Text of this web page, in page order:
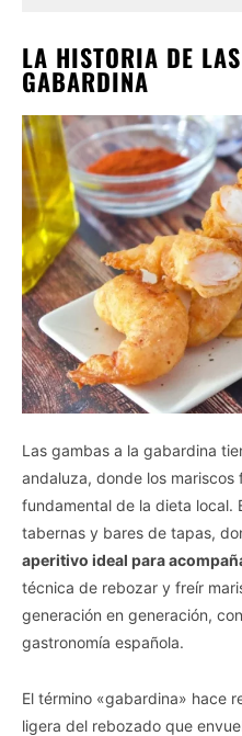
LA HISTORIA DE
GABARDINA
Las gambas a la gabardina
andaluza, donde los mariscos
fundamental de la dieta local.
tabernas y bares de tapas,
aperitivo ideal para
técnica de rebozar y freír
generación en generación,
gastronomía española.
El término «gabardina» hace
ligera del rebozado que